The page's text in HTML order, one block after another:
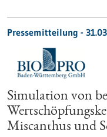
Pressemitteilung -
Simulation von
Miscanthus und